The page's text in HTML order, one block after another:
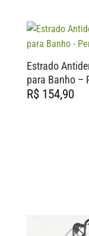
Estrado
para Banho –
R$154,90